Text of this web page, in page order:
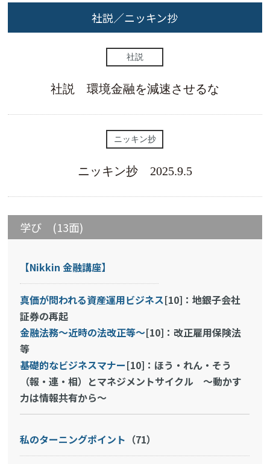
社説／ニッキン抄
社説
社説 環境金融を減速させるな
ニッキン抄
ニッキン抄 2025.9.5
学び (13面)
【Nikkin 金融講座】
真価が問われる資産運用ビジネス[10]：地銀子会社
証券の再起
金融法務～近時の法改正等～[10]：改正雇用保険法
等
基礎的なビジネスマナー[10]：ほう・れん・そう
（報・連・相）とマネジメントサイクル ～動かす
力は情報共有から～
私のターニングポイント （71）